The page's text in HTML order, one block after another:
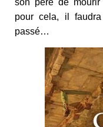
son père de
pour cela, il
passé…